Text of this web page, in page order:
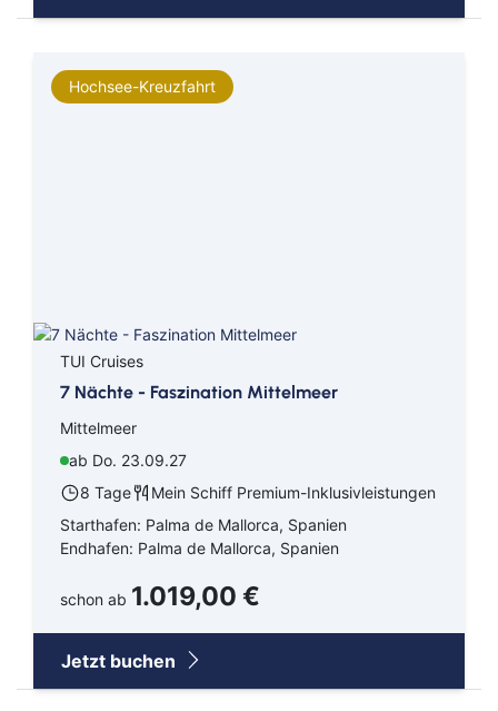
Hochsee-Kreuzfahrt
TUI Cruises
7 Nächte - Faszination Mittelmeer
Mittelmeer
ab Do. 23.09.27
8 Tage
Mein Schiff Premium-Inklusivleistungen
Starthafen: Palma de Mallorca, Spanien
Endhafen: Palma de Mallorca, Spanien
schon ab 1.019,00 €
Jetzt buchen